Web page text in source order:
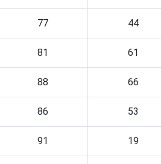
77 44
81 61
88 66
86 53
91 19